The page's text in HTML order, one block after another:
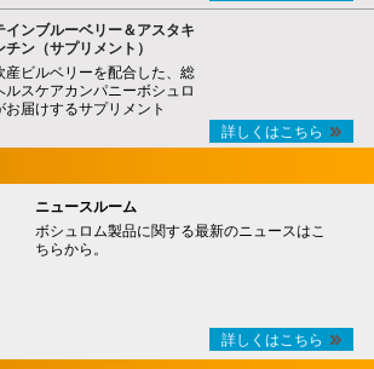
インブルーベリー＆アスタキ
チン（サプリメント）
産ビルベリーを配合した、総
ルスケアカンパニーボシュロ
お届けするサプリメント
詳しくはこちら
ニュースルーム
ボシュロム製品に関する最新のニュースはこ
ちらから。
詳しくはこちら